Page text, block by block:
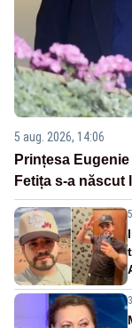
5 aug. 2026, 14:06
Prințesa
Fetița s-a născut